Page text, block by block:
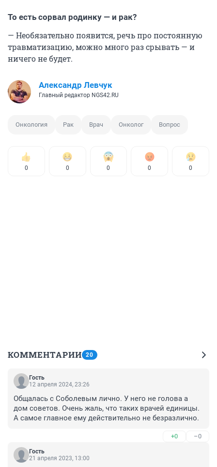
То есть сорвал родинку — и рак?
— Необязательно появится, речь про постоянную
травматизацию, можно много раз срывать — и
ничего не будет.
Александр Левчук
Главный редактор NGS42.RU
Онкология Рак Врач Онколог Вопрос
0 0 0 0 0
КОММЕНТАРИИ 20
Гость
12 апреля 2024, 23:26
Общалась с Соболевым лично. У него не голова а
дом советов. Очень жаль, что таких врачей единицы.
А самое главное ему действительно не безразлично.
+0 –0
Гость
21 апреля 2023, 13:00